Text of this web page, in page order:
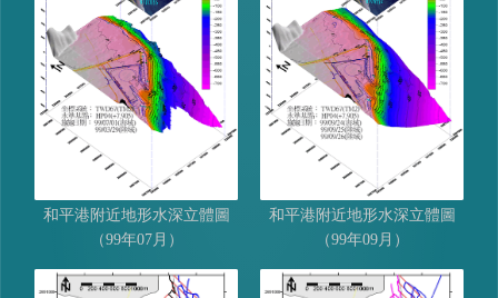
和平港附近地形水深立體圖
（99年07月）
和平港附近地形水深立體圖
（99年09月）